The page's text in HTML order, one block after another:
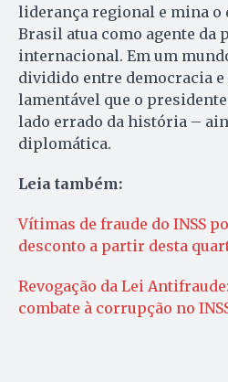
liderança regional e mina o
Brasil atua como agente da
internacional. Em um
dividido entre democracia
lamentável que o
lado errado da história –
diplomática.
Leia também:
Vítimas de fraude do INSS
desconto a partir desta
Revogação da Lei
combate à corrupção no